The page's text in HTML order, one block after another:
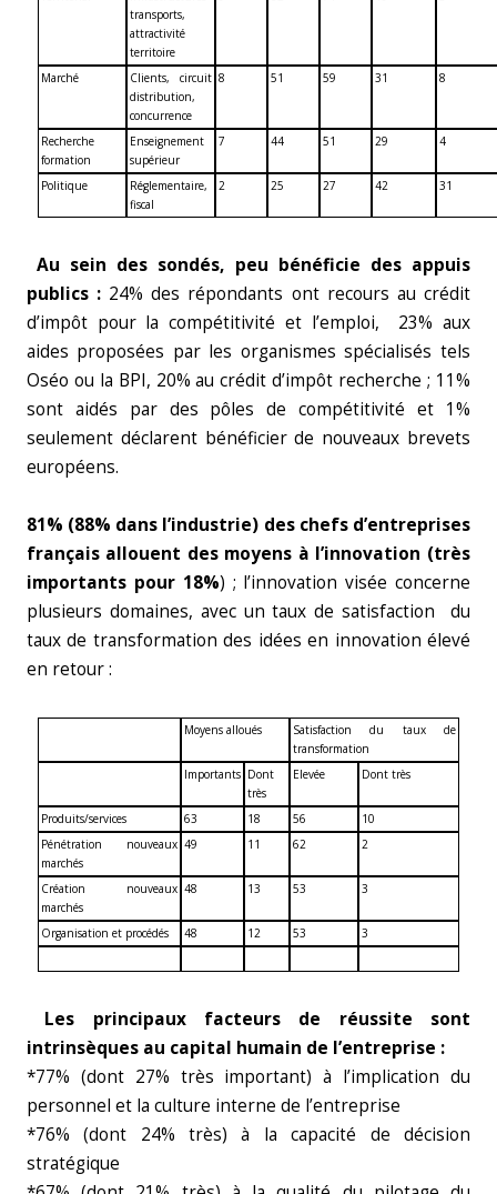
transports,
attractivité
territoire
Marché
Clients, circuit
distribution,
concurrence
8 51 59 31 8
Recherche
formation
Enseignement
supérieur
7 44 51 29 4
Politique
Réglementaire,
fiscal
2 25 27 42 31
Au sein des sondés, peu bénéficie des appuis
publics : 24% des répondants ont recours au crédit
d’impôt pour la compétitivité et l’emploi, 23% aux
aides proposées par les organismes spécialisés tels
Oséo ou la BPI, 20% au crédit d’impôt recherche ; 11%
sont aidés par des pôles de compétitivité et 1%
seulement déclarent bénéficier de nouveaux brevets
européens.
81% (88% dans l’industrie) des chefs d’entreprises
français allouent des moyens à l’innovation (très
importants pour 18%) ; l’innovation visée concerne
plusieurs domaines, avec un taux de satisfaction du
taux de transformation des idées en innovation élevé
en retour :
Moyens alloués
Satisfaction du taux de
transformation
Importants Dont
très
Elevée Dont très
Produits/services 63 18 56
10
Pénétration nouveaux
marchés
49 11 62 2
Création nouveaux
marchés
48 13 53 3
Organisation et procédés 48 12 53 3
Les principaux facteurs de réussite sont
intrinsèques au capital humain de l’entreprise :
*77% (dont 27% très important) à l’implication du
personnel et la culture interne de l’entreprise
*76% (dont 24% très) à la capacité de décision
stratégique